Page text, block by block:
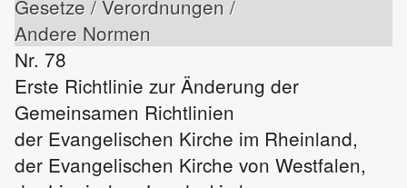
Gesetze / Verordnungen /
Andere Normen
Nr. 78
Erste Richtlinie zur Änderung der
Gemeinsamen Richtlinien
der Evangelischen Kirche im Rheinland,
der Evangelischen Kirche von Westfalen,